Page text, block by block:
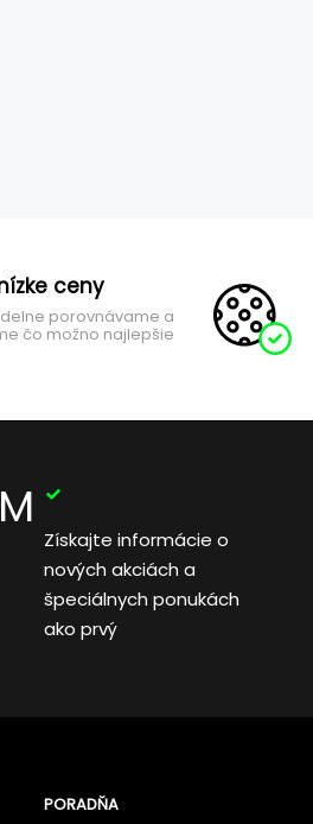
ceny
porovnávame a
čo možno najlepšie
Získajte informácie o
nových akciách a
špeciálnych ponukách
ako prvý
PORADŇA